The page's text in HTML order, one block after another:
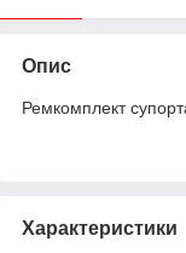
Опис
Ремкомплект
Характеристики